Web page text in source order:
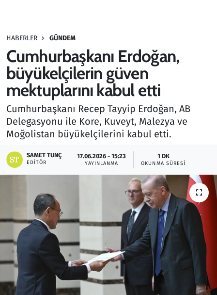
HABERLER GÜNDEM
Cumhurbaşkanı Erdoğan,
büyükelçilerin güven
mektuplarını kabul etti
Cumhurbaşkanı Recep Tayyip Erdoğan, AB
Delegasyonu ile Kore, Kuveyt, Malezya ve
Moğolistan büyükelçilerini kabul etti.
SAMET TUNÇ
EDITÖR
17.06.2026 - 15:23
YAYINLANMA
1 DK
OKUNMA SÜRESI
Haber
Kültür Sanat
Kurumsal Haberler
Lezzet Durağı
Memur ve Kamu
Otomobil
Ramazan
Resmi İlanlar
Rüya Tabirleri
Sağlık